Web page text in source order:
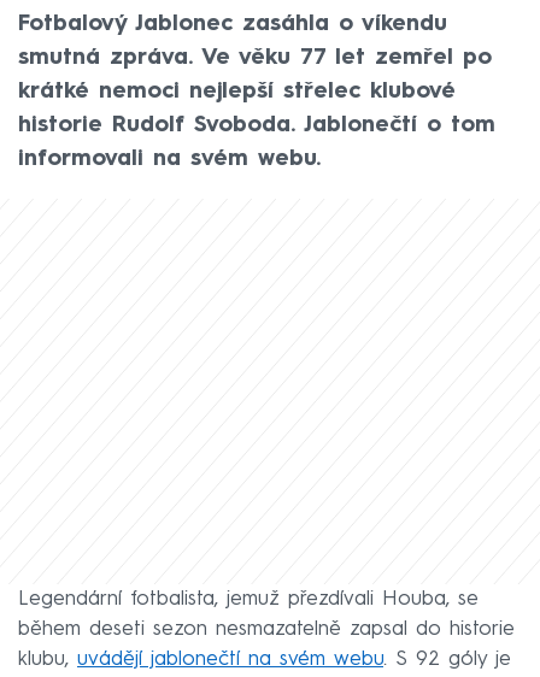
Fotbalový Jablonec zasáhla o víkendu
smutná zpráva. Ve věku 77 let zemřel po
krátké nemoci nejlepší střelec klubové
historie Rudolf Svoboda. Jablonečtí o tom
informovali na svém webu.
Legendární fotbalista, jemuž přezdívali Houba, se
během deseti sezon nesmazatelně zapsal do historie
klubu, uvádějí jablonečtí na svém webu. S 92 góly je